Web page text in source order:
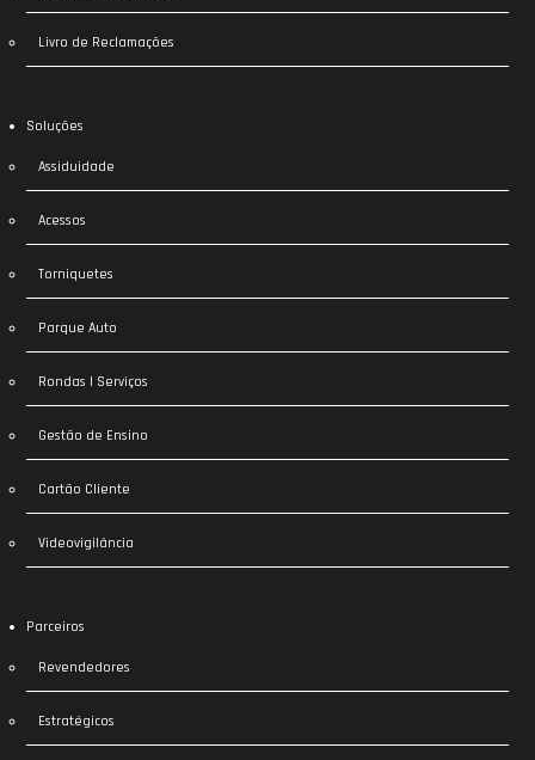
Livro de Reclamações
Soluções
Assiduidade
Acessos
Torniquetes
Parque Auto
Rondas | Serviços
Gestão de Ensino
Cartão Cliente
Videovigilância
Parceiros
Revendedores
Estratégicos